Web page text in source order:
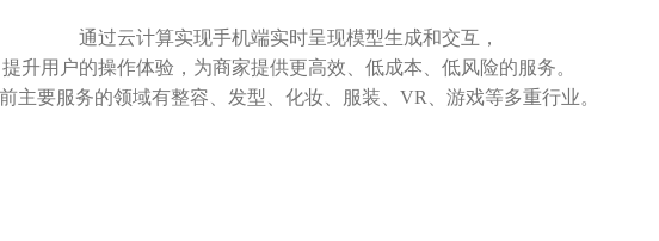
通过云计算实现手机端实时呈现模型生成和交互，
提升用户的操作体验，为商家提供更高效、低成本、低风险的服务。
主要服务的领域有整容、发型、化妆、服装、VR、游戏等多重行业。